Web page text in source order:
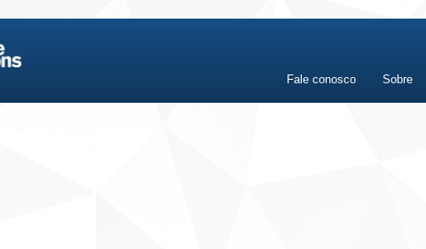
Fale conosco Sobre